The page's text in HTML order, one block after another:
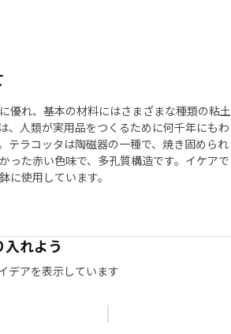
優れ、基本の材料にはさまざまな種類の粘土
、人類が実用品をつくるために何千年にもわ
テラコッタは陶磁器の一種で、焼き固められ
った赤い色味で、多孔質構造です。イケアで
に使用しています。
れよう
デアを表示しています